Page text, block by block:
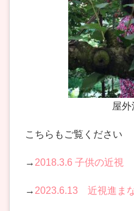
屋外
こちらもご覧ください
→ 2018.3.6 子供の近視
→ 2023.6.13 近視進ま